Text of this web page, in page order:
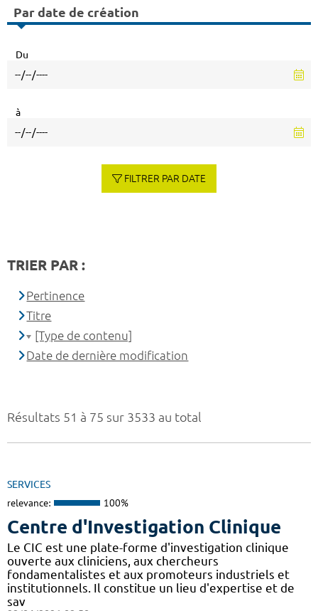
Résultats 51 à 75 sur 3533 au total
SERVICES
relevance: 100%
Centre d'Investigation Clinique
Le CIC est une plate-forme d'investigation clinique
ouverte aux cliniciens, aux chercheurs
fondamentalistes et aux promoteurs industriels et
institutionnels. Il constitue un lieu d'expertise et de
sav
Par date de création
Du
à
FILTRER PAR DATE
TRIER PAR :
Pertinence
Titre
[Type de contenu]
Date de dernière modification